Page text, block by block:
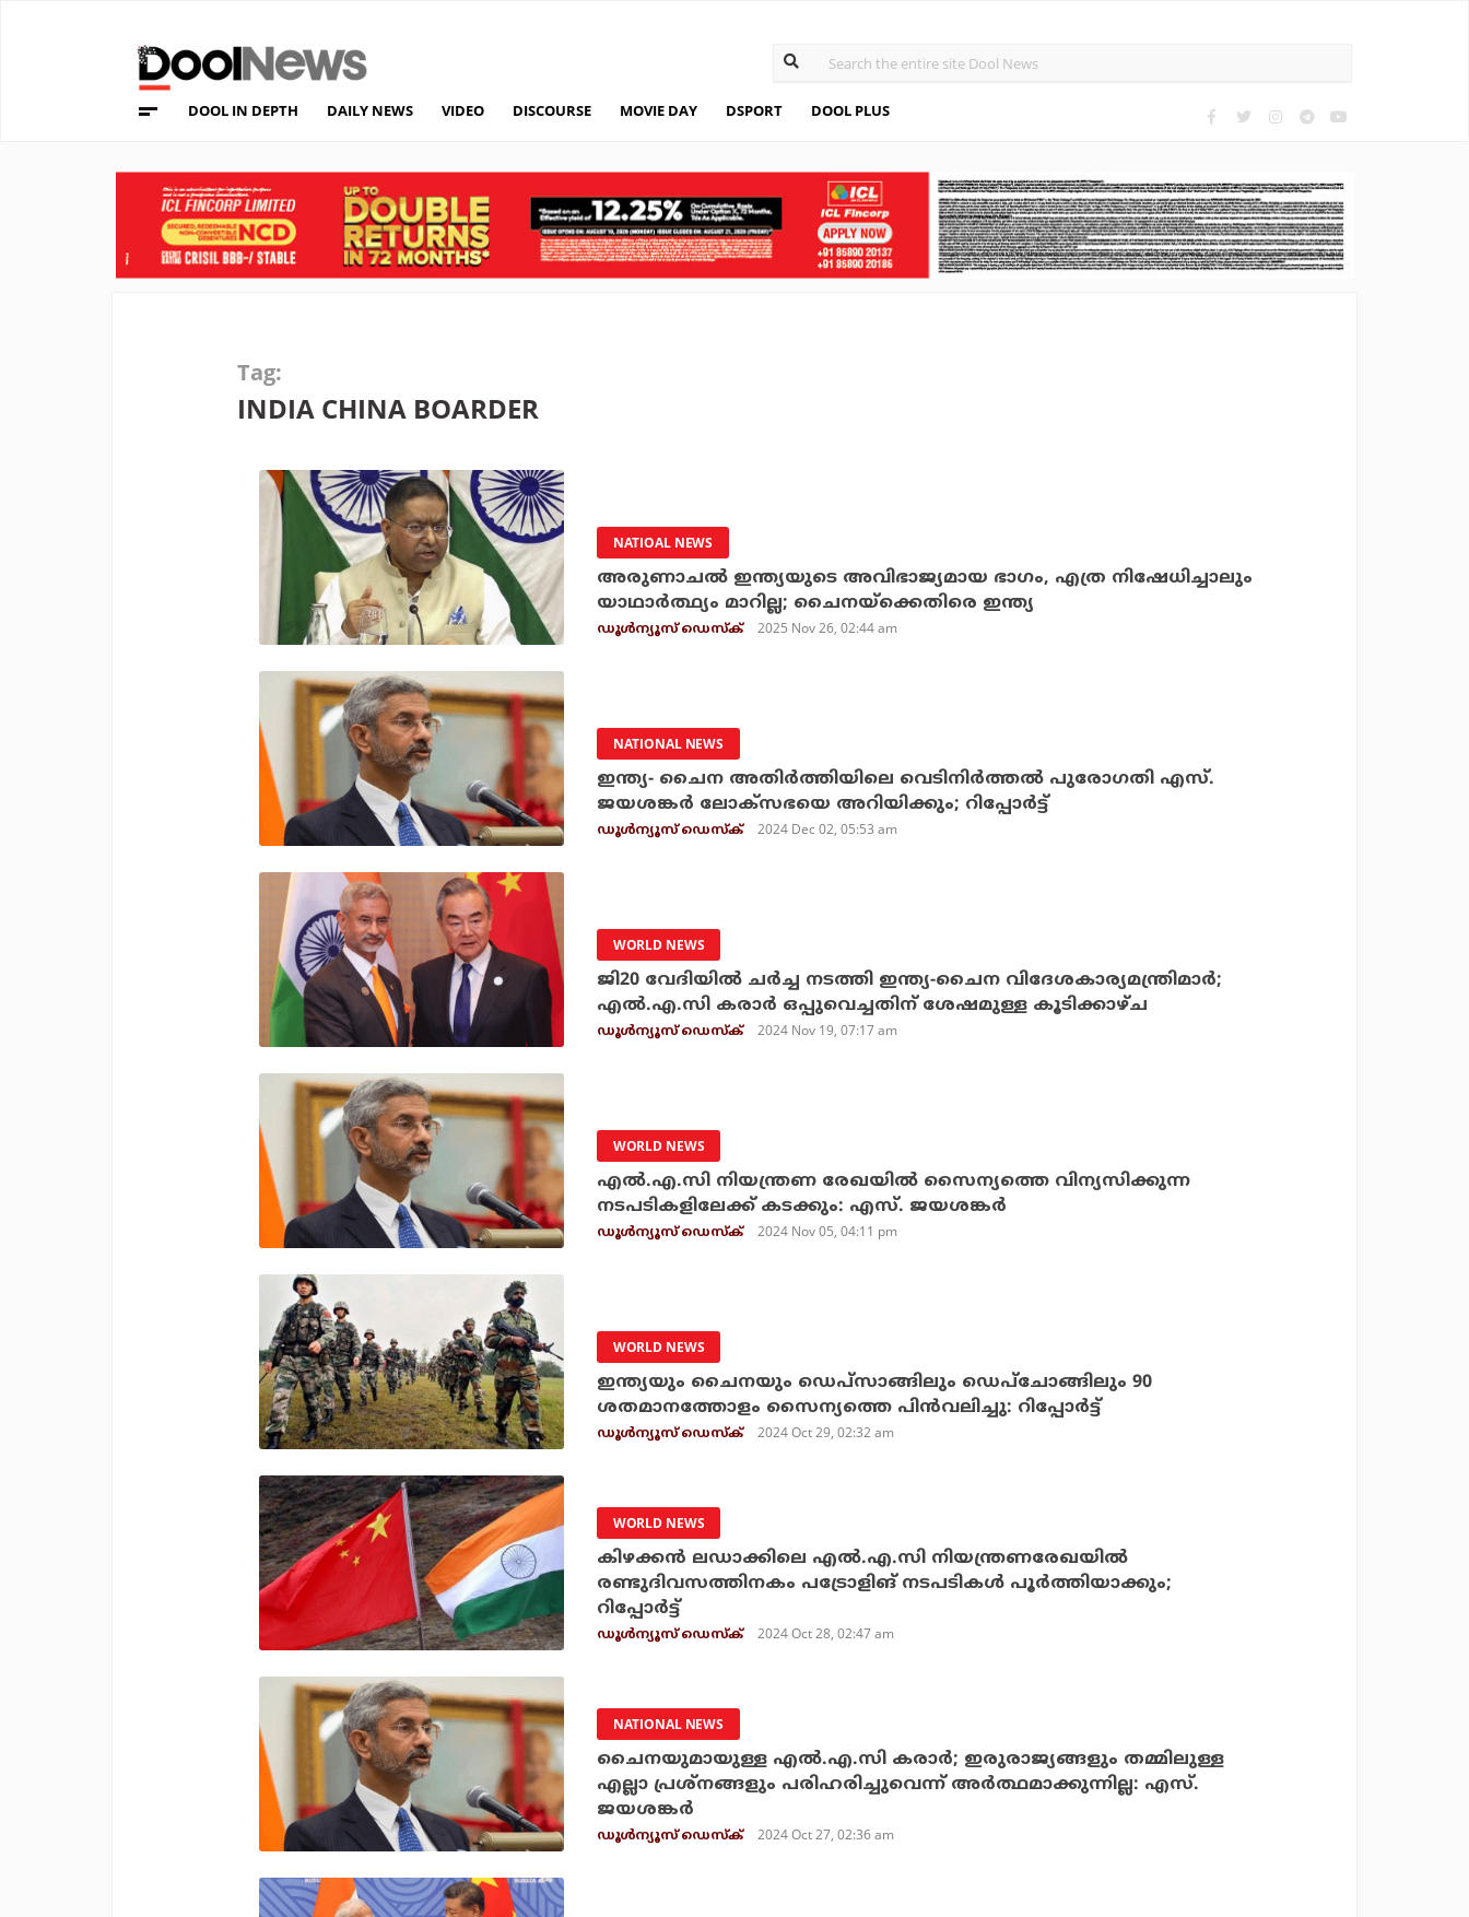
DOOL IN DEPTH DAILY NEWS VIDEO DISCOURSE MOVIE DAY DSPORT DOOL PLUS
Tag:
INDIA CHINA BOARDER
NATIOAL NEWS
അരുണാചല്‍ ഇന്ത്യയുടെ അവിഭാജ്യമായ ഭാഗം, എത്ര നിഷേധിച്ചാലും
യാഥാര്‍ത്ഥ്യം മാറില്ല; ചൈനയ്‌ക്കെതിരെ ഇന്ത്യ
ഡൂള്‍ന്യൂസ് ഡെസ്‌ക് 2025 Nov 26, 02:44 am
NATIONAL NEWS
ഇന്ത്യ- ചൈന അതിര്‍ത്തിയിലെ വെടിനിര്‍ത്തല്‍ പുരോഗതി എസ്.
ജയശങ്കര്‍ ലോക്‌സഭയെ അറിയിക്കും; റിപ്പോര്‍ട്ട്
ഡൂള്‍ന്യൂസ് ഡെസ്‌ക് 2024 Dec 02, 05:53 am
WORLD NEWS
ജി20 വേദിയില്‍ ചര്‍ച്ച നടത്തി ഇന്ത്യ-ചൈന വിദേശകാര്യമന്ത്രിമാര്‍;
എല്‍.എ.സി കരാര്‍ ഒപ്പുവെച്ചതിന് ശേഷമുള്ള കൂടിക്കാഴ്ച
ഡൂള്‍ന്യൂസ് ഡെസ്‌ക് 2024 Nov 19, 07:17 am
WORLD NEWS
എല്‍.എ.സി നിയന്ത്രണ രേഖയില്‍ സൈന്യത്തെ വിന്യസിക്കുന്ന
നടപടികളിലേക്ക് കടക്കും: എസ്. ജയശങ്കര്‍
ഡൂള്‍ന്യൂസ് ഡെസ്‌ക് 2024 Nov 05, 04:11 pm
WORLD NEWS
ഇന്ത്യയും ചൈനയും ഡെപ്‌സാങ്ങിലും ഡെപ്‌ചോങ്ങിലും 90
ശതമാനത്തോളം സൈന്യത്തെ പിന്‍വലിച്ചു: റിപ്പോര്‍ട്ട്
ഡൂള്‍ന്യൂസ് ഡെസ്‌ക് 2024 Oct 29, 02:32 am
WORLD NEWS
കിഴക്കന്‍ ലഡാക്കിലെ എല്‍.എ.സി നിയന്ത്രണരേഖയില്‍
രണ്ടുദിവസത്തിനകം പട്രോളിങ് നടപടികള്‍ പൂര്‍ത്തിയാക്കും;
റിപ്പോര്‍ട്ട്
ഡൂള്‍ന്യൂസ് ഡെസ്‌ക് 2024 Oct 28, 02:47 am
NATIONAL NEWS
ചൈനയുമായുള്ള എല്‍.എ.സി കരാര്‍; ഇരുരാജ്യങ്ങളും തമ്മിലുള്ള
എല്ലാ പ്രശ്‌നങ്ങളും പരിഹരിച്ചുവെന്ന് അര്‍ത്ഥമാക്കുന്നില്ല: എസ്.
ജയശങ്കര്‍
ഡൂള്‍ന്യൂസ് ഡെസ്‌ക് 2024 Oct 27, 02:36 am